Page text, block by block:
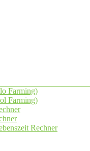
Farming)
Farming)
Rechner